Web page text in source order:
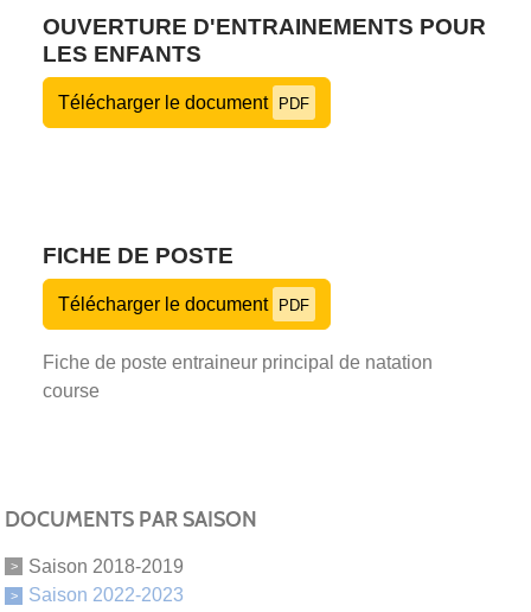
OUVERTURE D'ENTRAINEMENTS POUR
LES ENFANTS
Télécharger le document PDF
FICHE DE POSTE
Télécharger le document PDF
Fiche de poste entraineur principal de natation
course
DOCUMENTS PAR SAISON
Saison 2018-2019
Saison 2022-2023